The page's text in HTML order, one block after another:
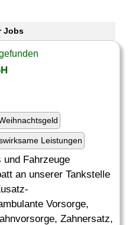
Jobs
Leistungen
Fahrzeuge
an unserer Tankstelle
Vorsorge,
Zahnersatz,